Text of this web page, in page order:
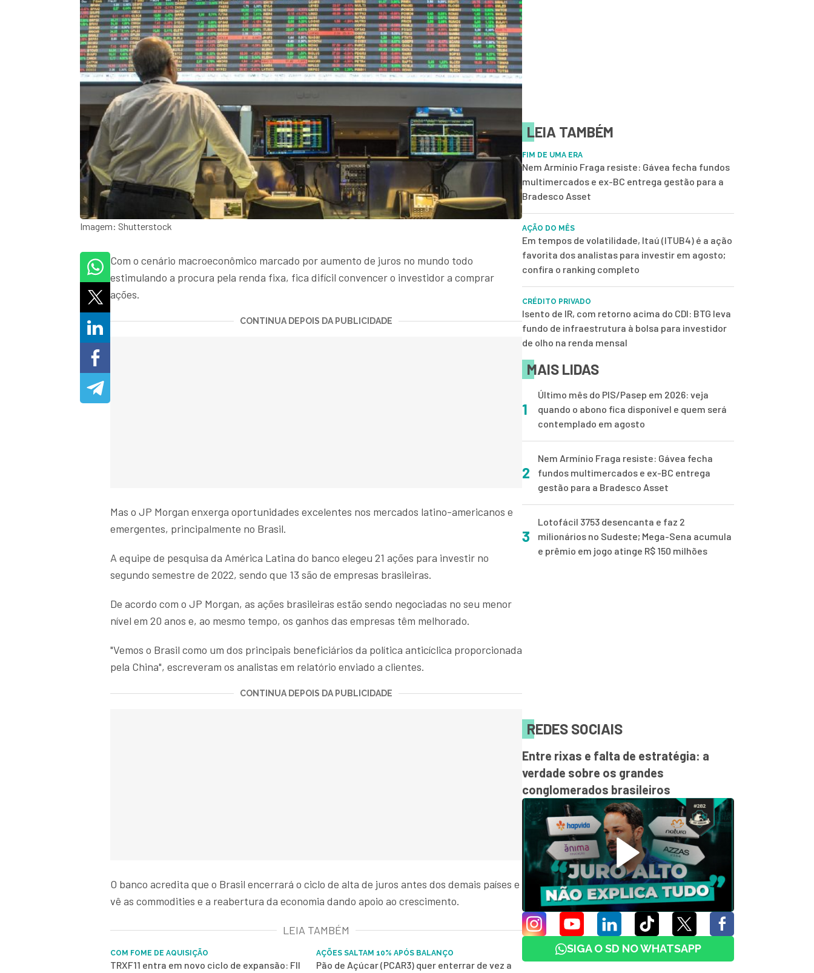
Imagem: Shutterstock
Com o cenário macroeconômico marcado por aumento de juros no mundo todo
estimulando a procura pela renda fixa, fica difícil convencer o investidor a comprar
ações.
CONTINUA DEPOIS DA PUBLICIDADE
Mas o JP Morgan enxerga oportunidades excelentes nos mercados latino-americanos e
emergentes, principalmente no Brasil.
A equipe de pesquisa da América Latina do banco elegeu 21 ações para investir no
segundo semestre de 2022, sendo que 13 são de empresas brasileiras.
De acordo com o JP Morgan, as ações brasileiras estão sendo negociadas no seu menor
nível em 20 anos e, ao mesmo tempo, os ganhos das empresas têm melhorado.
"Vemos o Brasil como um dos principais beneficiários da política anticíclica proporcionada
pela China", escreveram os analistas em relatório enviado a clientes.
CONTINUA DEPOIS DA PUBLICIDADE
O banco acredita que o Brasil encerrará o ciclo de alta de juros antes dos demais países e
vê as commodities e a reabertura da economia dando apoio ao crescimento.
LEIA TAMBÉM
COM FOME DE AQUISIÇÃO
TRXF11 entra em novo ciclo de expansão: FII
AÇÕES SALTAM 10% APÓS BALANÇO
Pão de Açúcar (PCAR3) quer enterrar de vez a
LEIA TAMBÉM
FIM DE UMA ERA
Nem Armínio Fraga resiste: Gávea fecha fundos
multimercados e ex-BC entrega gestão para a
Bradesco Asset
AÇÃO DO MÊS
Em tempos de volatilidade, Itaú (ITUB4) é a ação
favorita dos analistas para investir em agosto;
confira o ranking completo
CRÉDITO PRIVADO
Isento de IR, com retorno acima do CDI: BTG leva
fundo de infraestrutura à bolsa para investidor
de olho na renda mensal
MAIS LIDAS
1
Último mês do PIS/Pasep em 2026: veja
quando o abono fica disponível e quem será
contemplado em agosto
2
Nem Armínio Fraga resiste: Gávea fecha
fundos multimercados e ex-BC entrega
gestão para a Bradesco Asset
3
Lotofácil 3753 desencanta e faz 2
milionários no Sudeste; Mega-Sena acumula
e prêmio em jogo atinge R$ 150 milhões
REDES SOCIAIS
Entre rixas e falta de estratégia: a
verdade sobre os grandes
conglomerados brasileiros
SIGA O SD NO WHATSAPP